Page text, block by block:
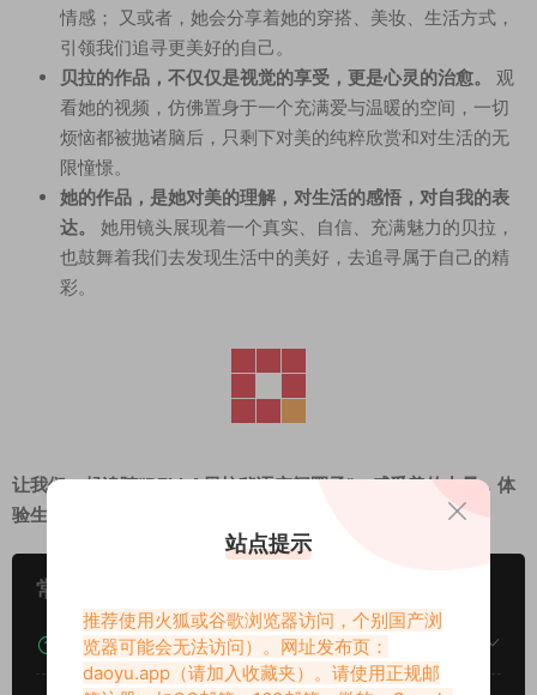
情感； 又或者，她会分享着她的穿搭、美妆、生活方式，
引领我们追寻更美好的自己。
贝拉的作品，不仅仅是视觉的享受，更是心灵的治愈。
观
看她的视频，仿佛置身于一个充满爱与温暖的空间，一切
烦恼都被抛诸脑后，只剩下对美的纯粹欣赏和对生活的无
限憧憬。
她的作品，是她对美的理解，对生活的感悟，对自我的表
达。
她用镜头展现着一个真实、自信、充满魅力的贝拉，
也鼓舞着我们去发现生活中的美好，去追寻属于自己的精
彩。
让我们一起追随“BELLA贝拉秘语空间圈子”，感受美的力量，体
验生活的诗意，与贝拉一同成长，一同闪耀！
常见问题
下载后提示文件损坏、解压出错怎么办？
站点提示
推荐使用火狐或谷歌浏览器访问，个别国产浏
览器可能会无法访问）。网址发布页：
daoyu.app （请加入收藏夹）。请使用正规邮